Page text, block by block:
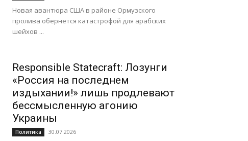
Новая авантюра США в районе Ормузского
пролива обернется катастрофой для арабских
шейхов ...
Responsible Statecraft: Лозунги
«Россия на последнем
издыхании!» лишь продлевают
бессмысленную агонию
Украины
Политика 30.07.2026